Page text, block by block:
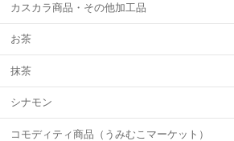
カスカラ商品・その他加工品
お茶
抹茶
シナモン
コモディティ商品（うみむこマーケット）